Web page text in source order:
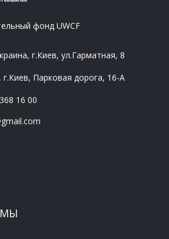
фонд UWCF
г.Киев, ул.Гарматная, 8
г.Киев, Парковая дорога, 16-А
16 00